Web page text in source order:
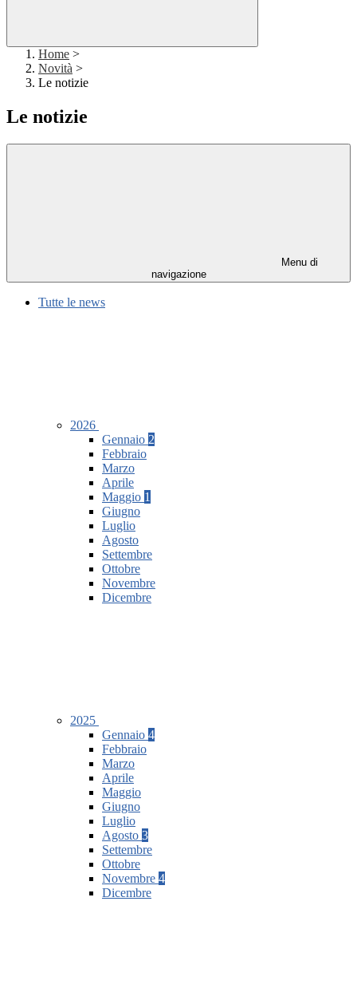
Home >
Novità >
Le notizie
Le notizie
Menu di
navigazione
Tutte le news
2026
Gennaio 2
Febbraio
Marzo
Aprile
Maggio 1
Giugno
Luglio
Agosto
Settembre
Ottobre
Novembre
Dicembre
2025
Gennaio 4
Febbraio
Marzo
Aprile
Maggio
Giugno
Luglio
Agosto 3
Settembre
Ottobre
Novembre 4
Dicembre